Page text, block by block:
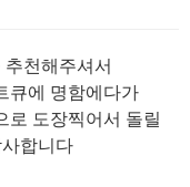
천해주셔서
큐에 명함에다가
로 도장찍어서 돌릴
합니다